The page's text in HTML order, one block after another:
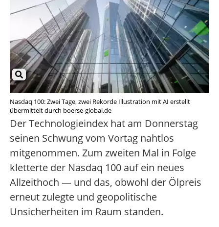
Nasdaq 100: Zwei Tage, zwei Rekorde Illustration mit AI erstellt
übermittelt durch boerse-global.de
Der Technologieindex hat am Donnerstag
seinen Schwung vom Vortag nahtlos
mitgenommen. Zum zweiten Mal in Folge
kletterte der Nasdaq 100 auf ein neues
Allzeithoch — und das, obwohl der Ölpreis
erneut zulegte und geopolitische
Unsicherheiten im Raum standen.